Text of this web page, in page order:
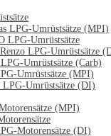
LPG-Umrüstsätze (MPI)
LPG-Umrüstsätze
LPG-Umrüstsätze
Umrüstsätze (Carb)
Umrüstsätze (MPI)
Umrüstsätze (DI)
(MPI)
Motorensätze (DI)